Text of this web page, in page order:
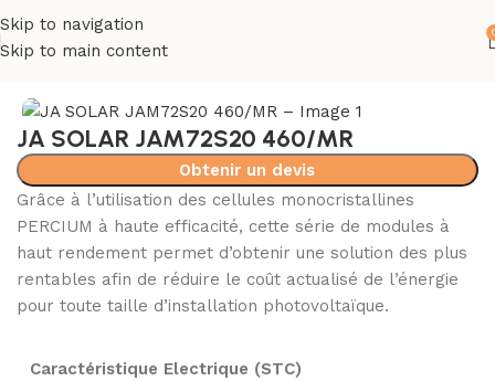
Skip to navigation
Skip to main content
JA SOLAR JAM72S20 460/MR
Obtenir un devis
Grâce à l’utilisation des cellules monocristallines
PERCIUM à haute efficacité, cette série de modules à
haut rendement permet d’obtenir une solution des plus
rentables afin de réduire le coût actualisé de l’énergie
pour toute taille d’installation photovoltaïque.
Caractéristique Electrique (STC)